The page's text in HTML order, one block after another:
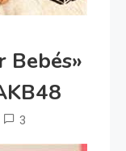
Bebés»
3